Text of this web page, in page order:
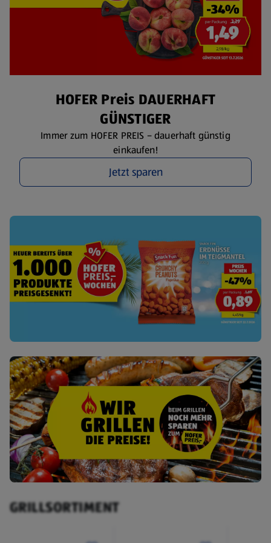
HOFER Preis DAUERHAFT
GÜNSTIGER
Immer zum HOFER PREIS – dauerhaft günstig
einkaufen!
Jetzt sparen
GRILLSORTIMENT